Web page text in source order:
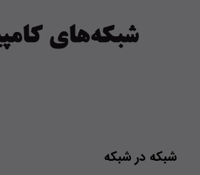
شبکه در شبکه